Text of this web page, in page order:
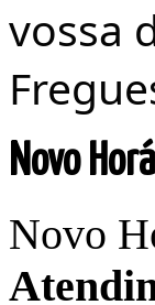
vossa
Novo
Novo